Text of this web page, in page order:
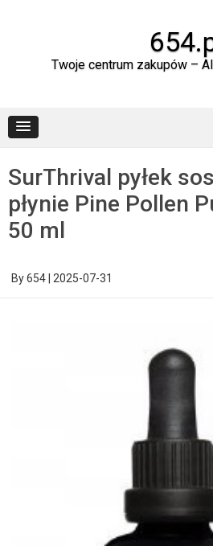
Twoje centrum zakupów –
SurThrival pyłek
płynie Pine Pollen
50 ml
By654 2025-07-31